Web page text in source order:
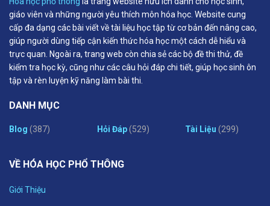
giáo viên và những người yêu thích môn hóa học. Website cung
cấp đa dạng các bài viết về tài liệu học tập từ cơ bản đến nâng cao,
giúp người dùng tiếp cận kiến thức hóa học một cách dễ hiểu và
trực quan. Ngoài ra, trang web còn chia sẻ các bộ đề thi thử, đề
kiểm tra học kỳ, cũng như các câu hỏi đáp chi tiết, giúp học sinh ôn
tập và rèn luyện kỹ năng làm bài thi.
DANH MỤC
Blog (387) Hỏi Đáp(529) Tài Liệu (299)
VỀ HÓA HỌC PHỔ THÔNG
Giới Thiệu